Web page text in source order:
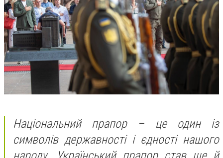
Національний прапор – це один із
символів державності і єдності нашого